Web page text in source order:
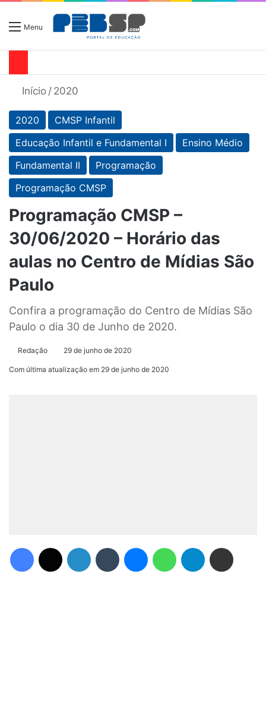
Menu
Início / 2020
2020
CMSP Infantil
Educação Infantil e Fundamental I
Ensino Médio
Fundamental II
Programação
Programação CMSP
Programação CMSP –
30/06/2020 – Horário das
aulas no Centro de Mídias São
Paulo
Confira a programação do Centro de Mídias São
Paulo o dia 30 de Junho de 2020.
Redação 29 de junho de 2020
Com última atualização em 29 de junho de 2020